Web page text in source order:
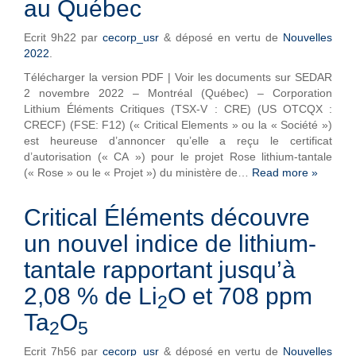
au Québec
Ecrit 9h22 par cecorp_usr & déposé en vertu de Nouvelles
2022
Télécharger la version PDF | Voir les documents sur SEDAR
2 novembre 2022 – Montréal (Québec) – Corporation
Lithium Éléments Critiques (TSX-V : CRE) (US OTCQX :
CRECF) (FSE: F12) (« Critical Elements » ou la « Société »)
est heureuse d’annoncer qu’elle a reçu le certificat
d’autorisation (« CA ») pour le projet Rose lithium-tantale
(« Rose » ou le « Projet ») du ministère de… Read more »
Critical Éléments découvre
un nouvel indice de lithium-
tantale rapportant jusqu’à
2,08 % de Li2O et 708 ppm
Ta2O5
Ecrit 7h56 par cecorp_usr & déposé en vertu de Nouvelles